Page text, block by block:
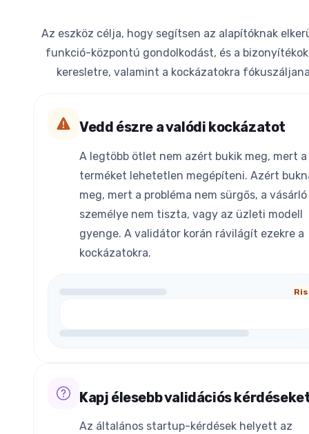
Az eszköz célja, hogy segítsen az alapítóknak
funkció-központú gondolkodást, és a
keresletre, valamint a kockázatokra
Vedd észre a valódi kockázatot
A legtöbb ötlet nem azért bukik meg, mert a
terméket lehetetlen megépíteni. Azért
meg, mert a probléma nem sürgős, a vásárló
személye nem tiszta, vagy az üzleti modell
gyenge. A validátor korán rávilágít ezekre a
kockázatokra.
Kapj élesebb validációs
Az általános startup-kérdések helyett az